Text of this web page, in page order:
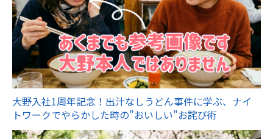
大野入社1周年記念！出汁なしうどん事件に学ぶ、ナイ
トワークでやらかした時の”おいしい”お詫び術